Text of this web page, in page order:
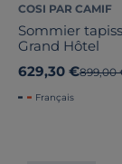
COSI PAR CAMIF
Sommier
Grand Hôtel
629,30 €Ancien
899,00
Français